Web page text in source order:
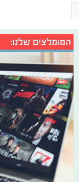
המומלצים שלנו: